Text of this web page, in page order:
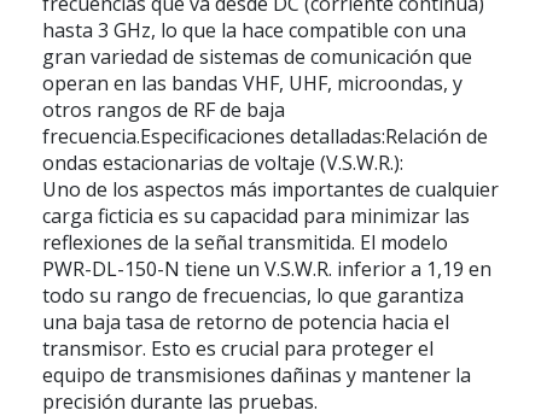
hasta 3 GHz, lo que la hace compatible con una
gran variedad de sistemas de comunicación que
operan en las bandas VHF, UHF, microondas, y
otros rangos de RF de baja
frecuencia.Especificaciones detalladas:Relación de
ondas estacionarias de voltaje (V.S.W.R.):
Uno de los aspectos más importantes de cualquier
carga ficticia es su capacidad para minimizar las
reflexiones de la señal transmitida. El modelo
PWR-DL-150-N tiene un V.S.W.R. inferior a 1,19 en
todo su rango de frecuencias, lo que garantiza
una baja tasa de retorno de potencia hacia el
transmisor. Esto es crucial para proteger el
equipo de transmisiones dañinas y mantener la
precisión durante las pruebas.